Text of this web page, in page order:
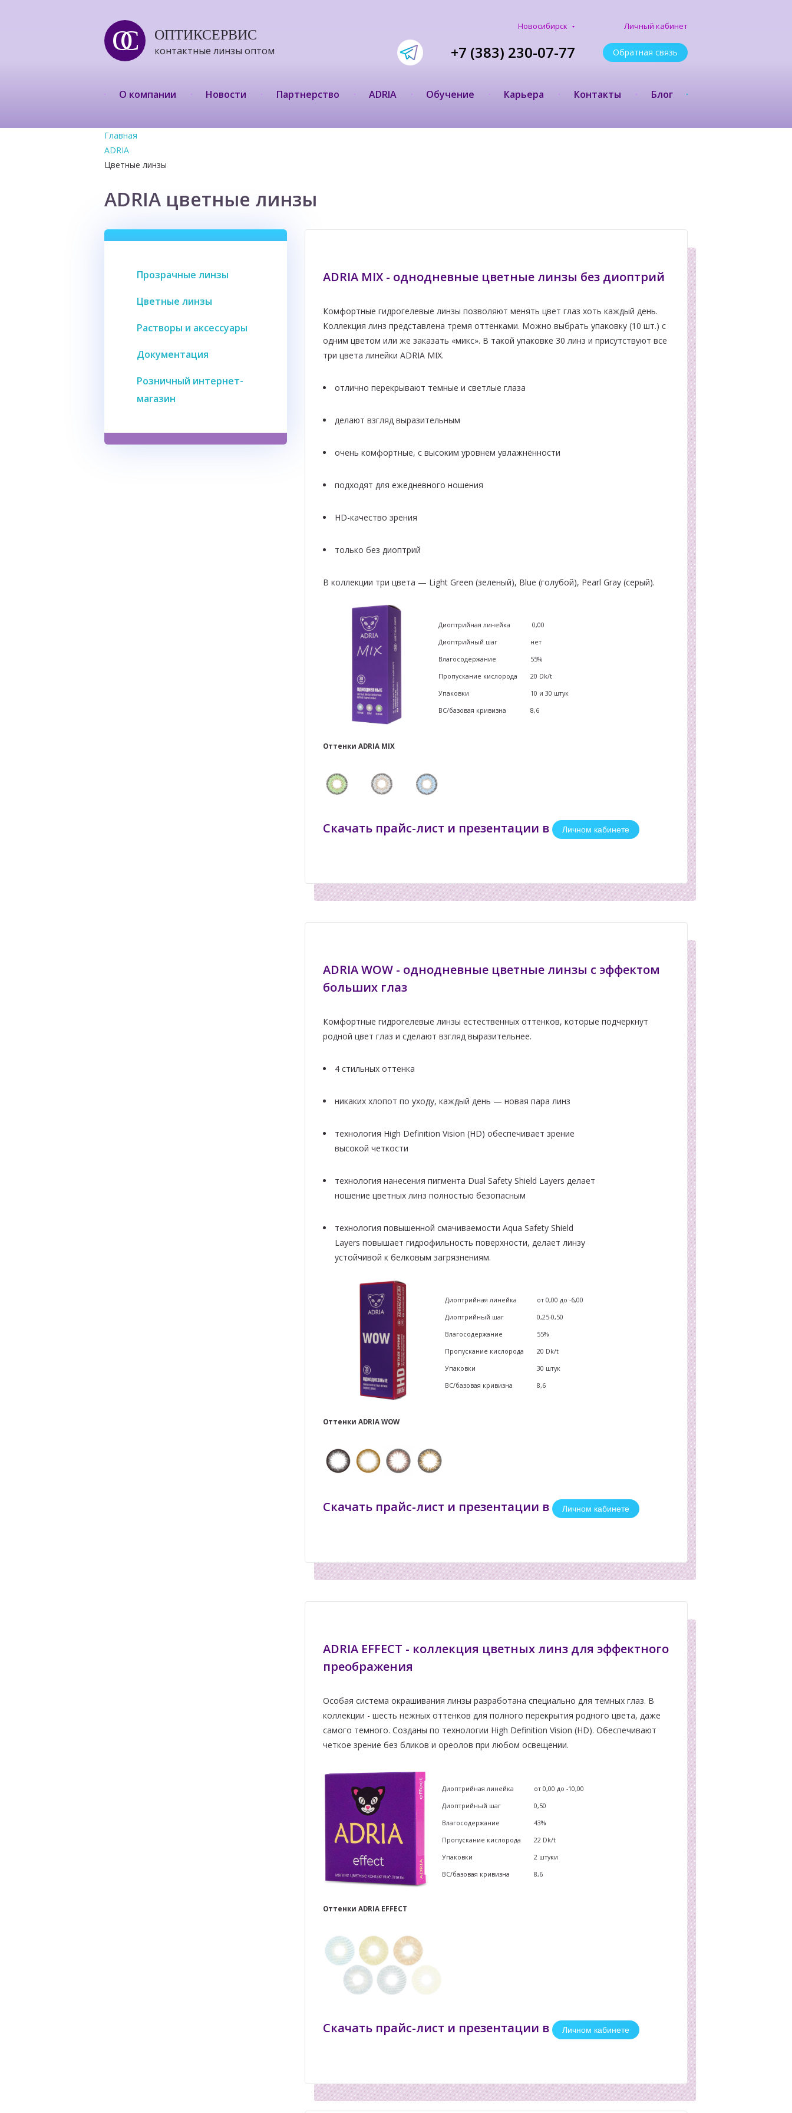
ОС ОПТИКСЕРВИС
контактные линзы оптом
Новосибирск Личный кабинет
+7 (383) 230-07-77 Обратная связь
О компании Новости Партнерство ADRIA Обучение Карьера Контакты Блог
Главная
ADRIA
Цветные линзы
ADRIA цветные линзы
Прозрачные линзы
Цветные линзы
Растворы и аксессуары
Документация
Розничный интернет-
магазин
ADRIA MIX - однодневные цветные линзы без диоптрий
Комфортные гидрогелевые линзы позволяют менять цвет глаз хоть каждый день.
Коллекция линз представлена тремя оттенками. Можно выбрать упаковку (10 шт.) с
одним цветом или же заказать «микс». В такой упаковке 30 линз и присутствуют все
три цвета линейки ADRIA MIX.
отлично перекрывают темные и светлые глаза
делают взгляд выразительным
очень комфортные, с высоким уровнем увлажнённости
подходят для ежедневного ношения
HD-качество зрения
только без диоптрий
В коллекции три цвета — Light Green (зеленый), Blue (голубой), Pearl Gray (серый).
Диоптрийная линейка 0,00
Диоптрийный шаг нет
Влагосодержание 55%
Пропускание кислорода 20 Dk/t
Упаковки 10 и 30 штук
ВС/базовая кривизна 8,6
Оттенки ADRIA MIX
Скачать прайс-лист и презентации в Личном кабинете
ADRIA WOW - однодневные цветные линзы с эффектом
больших глаз
Комфортные гидрогелевые линзы естественных оттенков, которые подчеркнут
родной цвет глаз и сделают взгляд выразительнее.
4 стильных оттенка
никаких хлопот по уходу, каждый день — новая пара линз
технология High Definition Vision (HD) обеспечивает зрение
высокой четкости
технология нанесения пигмента Dual Safety Shield Layers делает
ношение цветных линз полностью безопасным
технология повышенной смачиваемости Aqua Safety Shield
Layers повышает гидрофильность поверхности, делает линзу
устойчивой к белковым загрязнениям.
Диоптрийная линейка от 0,00 до -6,00
Диоптрийный шаг 0,25-0,50
Влагосодержание 55%
Пропускание кислорода 20 Dk/t
Упаковки 30 штук
ВС/базовая кривизна 8,6
Оттенки ADRIA WOW
Скачать прайс-лист и презентации в Личном кабинете
ADRIA EFFECT - коллекция цветных линз для эффектного
преображения
Особая система окрашивания линзы разработана специально для темных глаз. В
коллекции - шесть нежных оттенков для полного перекрытия родного цвета, даже
самого темного. Созданы по технологии High Definition Vision (HD). Обеспечивают
четкое зрение без бликов и ореолов при любом освещении.
Диоптрийная линейка от 0,00 до -10,00
Диоптрийный шаг 0,50
Влагосодержание 43%
Пропускание кислорода 22 Dk/t
Упаковки 2 штуки
ВС/базовая кривизна 8,6
Оттенки ADRIA EFFECT
Скачать прайс-лист и презентации в Личном кабинете